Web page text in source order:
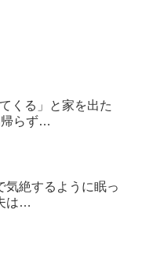
くる」と家を出た
帰らず…
気絶するように眠っ
は…